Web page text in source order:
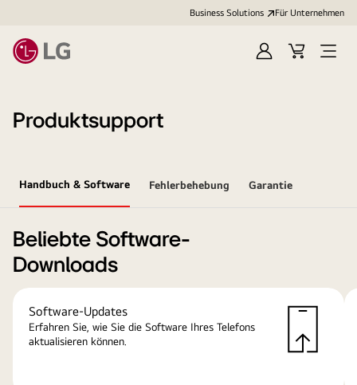
Business Solutions Für Unternehmen
Anmelden
Cart
Open
Produktsupport
Handbuch & Software Fehlerbehebung Garantie
Beliebte Software-
Downloads
Software-Updates
Erfahren Sie, wie Sie die Software Ihres Telefons
aktualisieren können.